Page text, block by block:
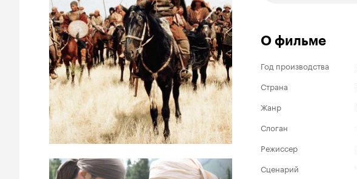
О фильме
Год производства
Страна
Жанр
Слоган
Режиссер
Сценарий